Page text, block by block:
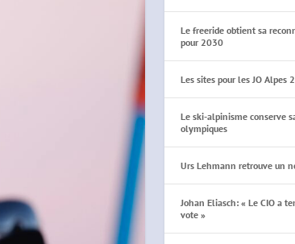
Le freeride obtient sa
pour 2030
Les sites pour les JO Alpes
Le ski-alpinisme conserve
olympiques
Urs Lehmann retrouve un
Johan Eliasch: « Le CIO a
vote »